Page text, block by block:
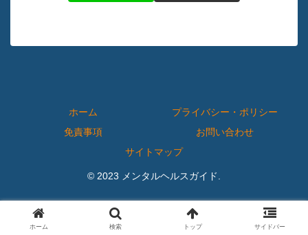
ホーム
プライバシー・ポリシー
免責事項
お問い合わせ
サイトマップ
© 2023 メンタルヘルスガイド.
ホーム 検索 トップ サイドバー